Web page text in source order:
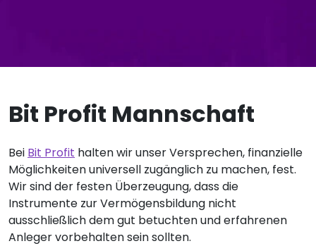
Bit Profit Mannschaft
Bei Bit Profit halten wir unser Versprechen, finanzielle
Möglichkeiten universell zugänglich zu machen, fest.
Wir sind der festen Überzeugung, dass die
Instrumente zur Vermögensbildung nicht
ausschließlich dem gut betuchten und erfahrenen
Anleger vorbehalten sein sollten.